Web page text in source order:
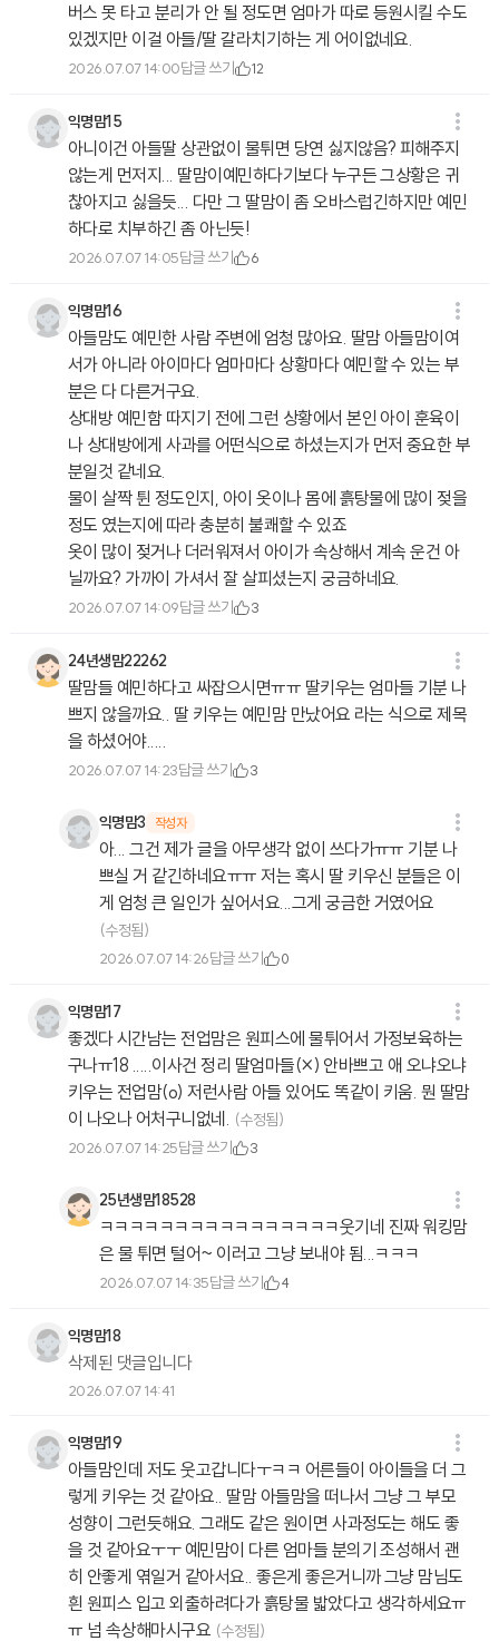
버스 못 타고 분리가 안 될 정도면 엄마가 따로 등원시킬 수도
있겠지만 이걸 아들/딸 갈라치기하는 게 어이없네요.
2026.07.07 14:00답글 쓰기 12
익명맘15
아니이건 아들딸 상관없이 물튀면 당연 싫지않음? 피해주지
않는게 먼저지... 딸맘이예민하다기보다 누구든 그상황은 귀
찮아지고 싫을듯... 다만 그 딸맘이 좀 오바스럽긴하지만 예민
하다로 치부하긴 좀 아닌듯!
2026.07.07 14:05답글 쓰기 6
익명맘16
아들맘도 예민한 사람 주변에 엄청 많아요. 딸맘 아들맘이여
서가 아니라 아이마다 엄마마다 상황마다 예민할 수 있는 부
분은 다 다른거구요.
상대방 예민함 따지기 전에 그런 상황에서 본인 아이 훈육이
나 상대방에게 사과를 어떤식으로 하셨는지가 먼저 중요한 부
분일것 같네요.
물이 살짝 튄 정도인지, 아이 옷이나 몸에 흙탕물에 많이 젖을
정도 였는지에 따라 충분히 불쾌할 수 있죠
옷이 많이 젖거나 더러워져서 아이가 속상해서 계속 운건 아
닐까요? 가까이 가셔서 잘 살피셨는지 궁금하네요.
2026.07.07 14:09답글 쓰기 3
24년생맘22262
딸맘들 예민하다고 싸잡으시면ㅠㅠ 딸키우는 엄마들 기분 나
쁘지 않을까요.. 딸 키우는 예민맘 만났어요 라는 식으로 제목
을 하셨어야.....
2026.07.07 14:23답글 쓰기 3
익명맘3 작성자
아... 그건 제가 글을 아무생각 없이 쓰다가ㅠㅠ 기분 나
쁘실 거 같긴하네요ㅠㅠ 저는 혹시 딸 키우신 분들은 이
게 엄청 큰 일인가 싶어서요...그게 궁금한 거였어요
(수정됨)
2026.07.07 14:26답글 쓰기 0
익명맘17
좋겠다 시간남는 전업맘은 원피스에 물튀어서 가정보육하는
구나ㅠ18 .....이사건 정리 딸엄마들(×) 안바쁘고 애 오냐오냐
키우는 전업맘(o) 저런사람 아들 있어도 똑같이 키움. 뭔 딸맘
이 나오나 어처구니없네. (수정됨)
2026.07.07 14:25답글 쓰기 3
25년생맘18528
ㅋㅋㅋㅋㅋㅋㅋㅋㅋㅋㅋㅋㅋㅋㅋㅋ웃기네 진짜 워킹맘
은 물 튀면 털어~ 이러고 그냥 보내야 됨...ㅋㅋㅋ
2026.07.07 14:35답글 쓰기 4
익명맘18
삭제된 댓글입니다
2026.07.07 14:41
익명맘19
아들맘인데 저도 웃고갑니다ㅜㅋㅋ 어른들이 아이들을 더 그
렇게 키우는 것 같아요.. 딸맘 아들맘을 떠나서 그냥 그 부모
성향이 그런듯해요. 그래도 같은 원이면 사과정도는 해도 좋
을 것 같아요ㅜㅜ 예민맘이 다른 엄마들 분의기 조성해서 괜
히 안좋게 엮일거 같아서요.. 좋은게 좋은거니까 그냥 맘님도
흰 원피스 입고 외출하려다가 흙탕물 밟았다고 생각하세요ㅠ
ㅠ 넘 속상해마시구요 (수정됨)